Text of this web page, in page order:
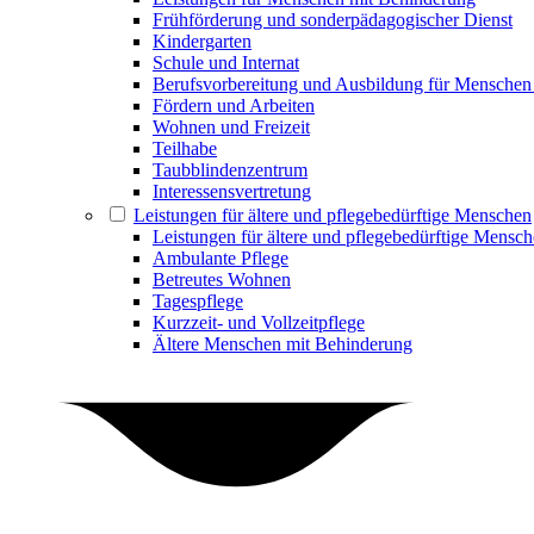
Frühförderung und sonderpädagogischer Dienst
Kindergarten
Schule und Internat
Berufsvorbereitung und Ausbildung für
Fördern und Arbeiten
Wohnen und Freizeit
Teilhabe
Taubblindenzentrum
Interessensvertretung
Leistungen für ältere und pflegebedürftige Menschen
Leistungen für ältere und pflegebedürftige
Ambulante Pflege
Betreutes Wohnen
Tagespflege
Kurzzeit- und Vollzeitpflege
Ältere Menschen mit Behinderung